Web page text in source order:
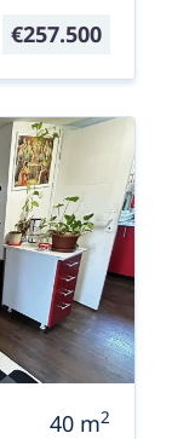
€257.500
40 m2